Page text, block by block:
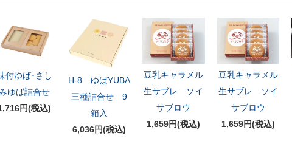
付ゆば･さし
ゆば詰合せ
円(税込)
H-8 ゆばYUBA
三種詰合せ 9
箱入
6,036円(税込)
豆乳キャラメル
生サブレ ソイ
サブロウ
1,659円(税込)
豆乳キャラメル
生サブレ ソイ
サブロウ
1,659円(税込)